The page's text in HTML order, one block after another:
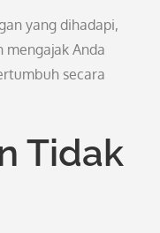
yang dihadapi,
mengajak Anda
secara
Tidak